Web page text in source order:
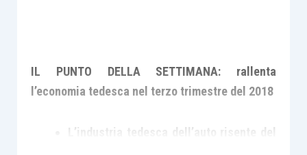
IL PUNTO DELLA SETTIMANA: rallenta
l’economia tedesca nel terzo trimestre del 2018
L’industria tedesca dell’auto risente del